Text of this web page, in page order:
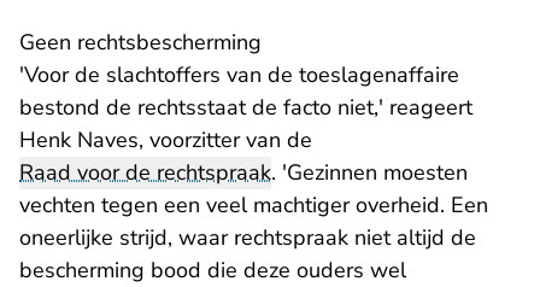
Geen rechtsbescherming
'Voor de slachtoffers van de toeslagenaffaire
bestond de rechtsstaat de facto niet,' reageert
Henk Naves, voorzitter van de
Raad voor de rechtspraak. 'Gezinnen moesten
vechten tegen een veel machtiger overheid. Een
oneerlijke strijd, waar rechtspraak niet altijd de
bescherming bood die deze ouders wel